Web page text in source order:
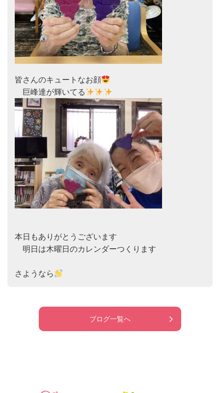
皆さんのキュートなお顔
巨峰達が輝いてる
本日もありがとうございます
明日は木曜日のカレンダーつくります
さようなら
ブログ一覧へ